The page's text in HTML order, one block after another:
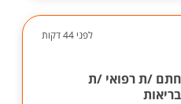
לפני 44 דקות
/ת רפואי /ת